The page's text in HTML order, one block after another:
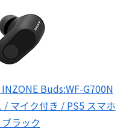
Buds:WF-G700N
マイク付き / PS5 スマホ
ラック